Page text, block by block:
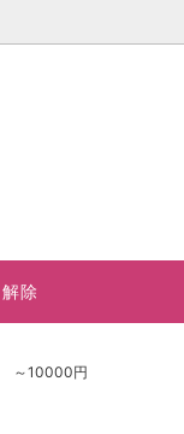
在庫ドレス
グレー系
社交ダンスドレスの選び
ず美しく見せるポイント
除
～10000円